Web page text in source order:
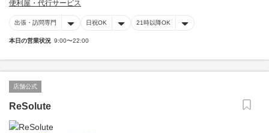
便利屋・代行サービス
出張・訪問専門 日祝OK 21時以降OK
本日の営業状況 9:00〜22:00
店舗公式
ReSolute